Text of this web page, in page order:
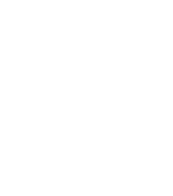
procesionaria